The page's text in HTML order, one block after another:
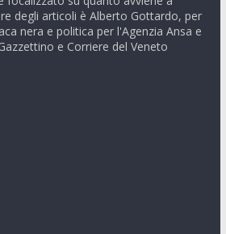
degli articoli è Alberto Gottardo, per
nera e politica per l'Agenzia Ansa e
e Corriere del Veneto